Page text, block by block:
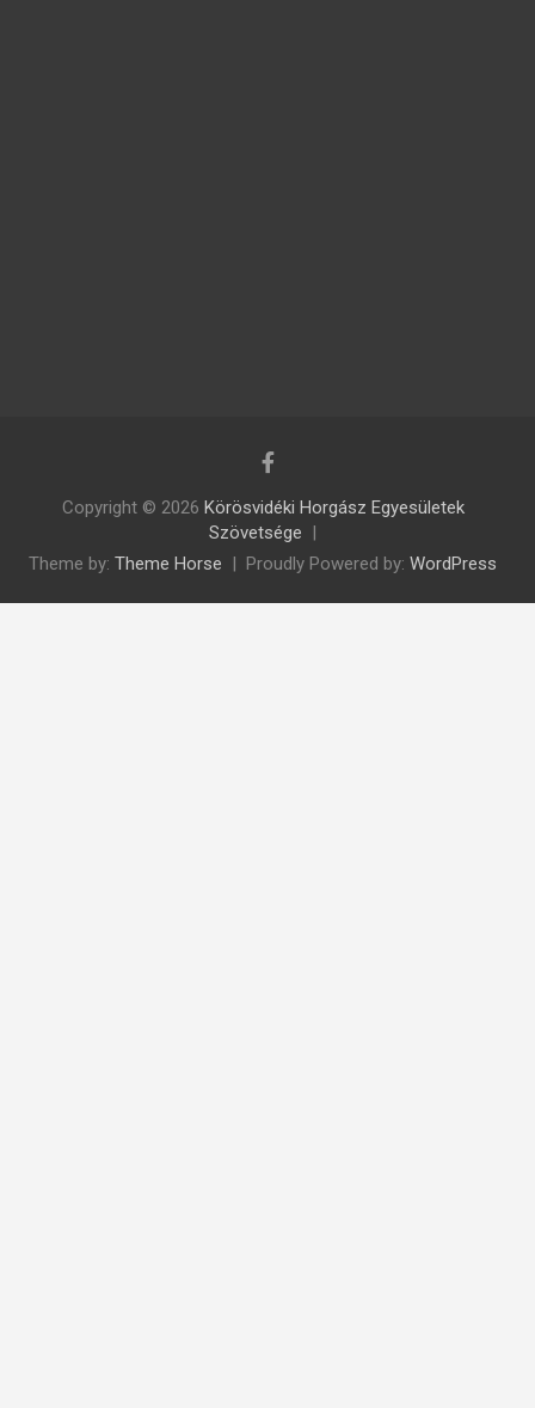
Copyright © 2026 Körösvidéki Horgász Egyesületek
Szövetsége
Theme by: Theme Horse Proudly Powered by: WordPress